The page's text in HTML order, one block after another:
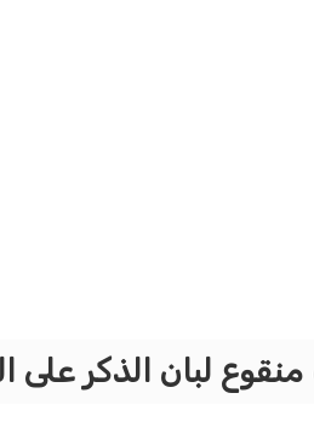
لبان الذكر على